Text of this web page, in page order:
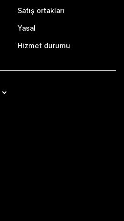
Satış ortakları
Yasal
Hizmet durumu